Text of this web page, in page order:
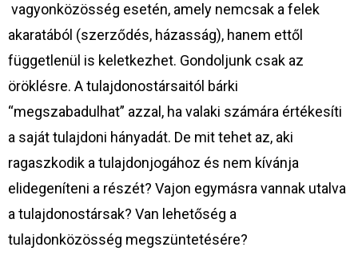
vagyonközösség esetén, amely nemcsak a felek
akaratából (szerződés, házasság), hanem ettől
függetlenül is keletkezhet. Gondoljunk csak az
öröklésre. A tulajdonostársaitól bárki
“megszabadulhat” azzal, ha valaki számára értékesíti
a saját tulajdoni hányadát. De mit tehet az, aki
ragaszkodik a tulajdonjogához és nem kívánja
elidegeníteni a részét? Vajon egymásra vannak utalva
a tulajdonostársak? Van lehetőség a
tulajdonközösség megszüntetésére?